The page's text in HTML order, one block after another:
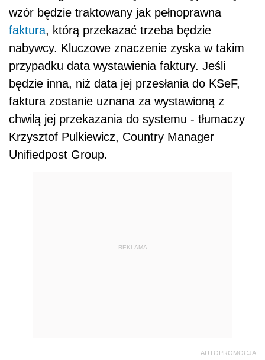
wzór będzie traktowany jak pełnoprawna
faktura, którą przekazać trzeba będzie
nabywcy. Kluczowe znaczenie zyska w takim
przypadku data wystawienia faktury. Jeśli
będzie inna, niż data jej przesłania do KSeF,
faktura zostanie uznana za wystawioną z
chwilą jej przekazania do systemu - tłumaczy
Krzysztof Pulkiewicz, Country Manager
Unifiedpost Group.
REKLAMA
AUTOPROMOCJA